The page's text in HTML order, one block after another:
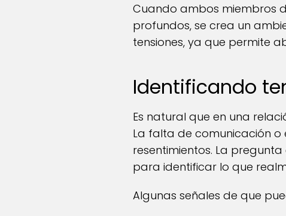
Cuando ambos miembros
profundos, se crea un
tensiones, ya que permite
Identificando
Es natural que en una
La falta de comunicación
resentimientos. La
para identificar lo que
Algunas señales de que